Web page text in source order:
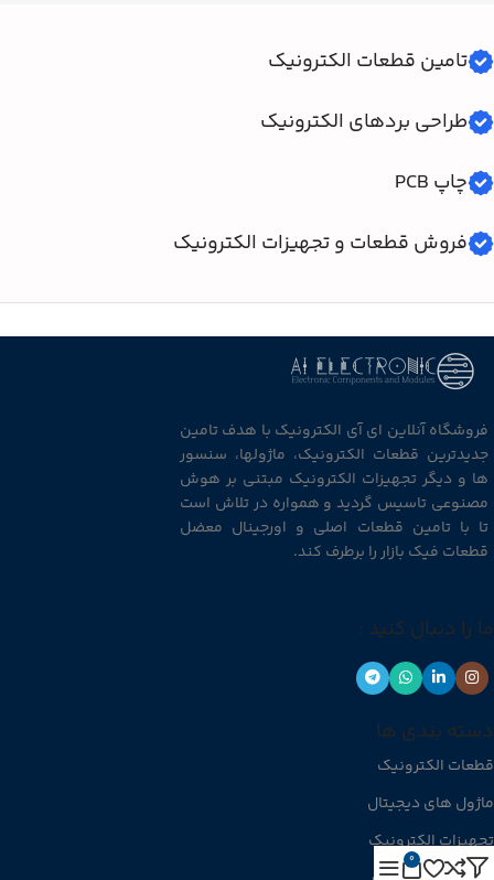
تامین قطعات الکترونیک
طراحی بردهای الکترونیک
چاپ PCB
فروش قطعات و تجهیزات الکترونیک
فروشگاه آنلاین ای آی الکترونیک با هدف تامین
جدیدترین قطعات الکترونیک، ماژولها، سنسور
ها و دیگر تجهیزات الکترونیک مبتنی بر هوش
مصنوعی تاسیس گردید و همواره در تلاش است
تا با تامین قطعات اصلی و اورجینال معضل
قطعات فیک بازار را برطرف کند.
ما را دنبال کنید :
دسته بندی ها
قطعات الکترونیک
ماژول های دیجیتال
تجهیزات الکترونیک
0